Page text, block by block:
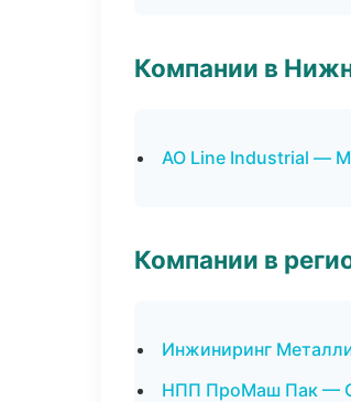
Компании в
АО Line Industrial —
Компании в
Инжиниринг
НПП ПроМаш Пак —